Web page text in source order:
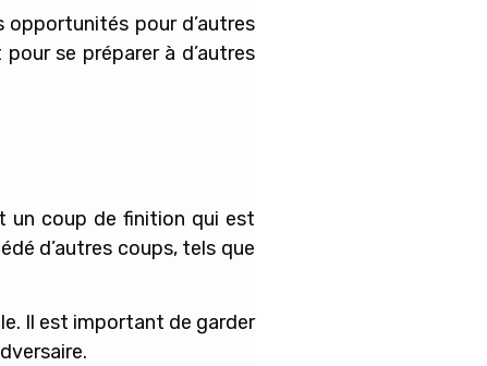
opportunités pour d’autres
se préparer à d’autres
un coup de finition qui est
d’autres coups, tels que
Il est important de garder